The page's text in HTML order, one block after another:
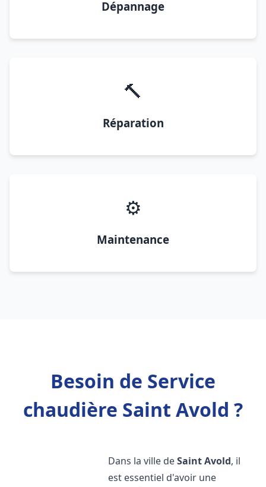
Dépannage
🔨
Réparation
⚙️
Maintenance
Besoin de Service
chaudière Saint Avold ?
Dans la ville deSaint Avold, il
est essentiel d'avoir une